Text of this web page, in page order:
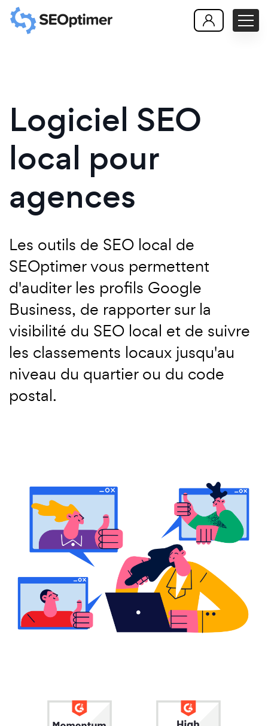
Logiciel SEO
local pour
agences
Les outils de SEO local de
SEOptimer vous permettent
d'auditer les profils Google
Business, de rapporter sur la
visibilité du SEO local et de suivre
les classements locaux jusqu'au
niveau du quartier ou du code
postal.